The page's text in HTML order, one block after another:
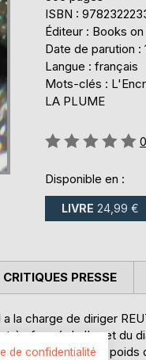
ISBN :
Éditeur : Books
Date de parution :
Langue : français
Mots-clés :
LA PLUME
Évaluation:
0
Disponible en :
LIVRE 24,99 €
la charge de diriger
très fermé de l'or et du
la pleine mesure du
CRITIQUES PRESSE
de confidentialité